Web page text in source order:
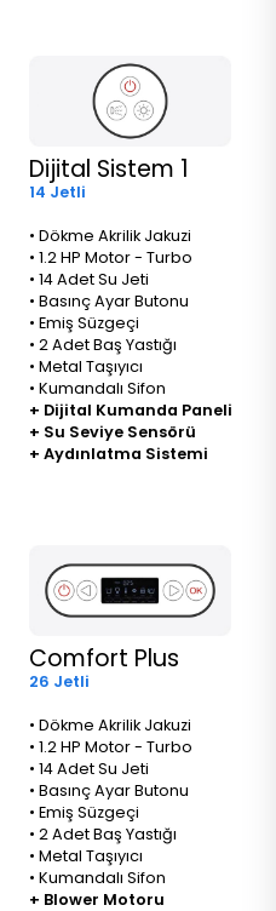
Dijital Sistem 1
14 Jetli
• Dökme Akrilik Jakuzi
• 1.2 HP Motor - Turbo
• 14 Adet Su Jeti
• Basınç Ayar Butonu
• Emiş Süzgeçi
• 2 Adet Baş Yastığı
• Metal Taşıyıcı
• Kumandalı Sifon
+ Dijital Kumanda Paneli
+ Su Seviye Sensörü
+ Aydınlatma Sistemi
Comfort Plus
26 Jetli
• Dökme Akrilik Jakuzi
• 1.2 HP Motor - Turbo
• 14 Adet Su Jeti
• Basınç Ayar Butonu
• Emiş Süzgeçi
• 2 Adet Baş Yastığı
• Metal Taşıyıcı
• Kumandalı Sifon
+ Blower Motoru